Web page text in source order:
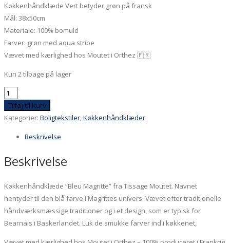
Køkkenhåndklæde Vert betyder grøn på fransk
Mål: 38x50cm
Materiale: 100% bomuld
Farver: grøn med aqua stribe
Vævet med kærlighed hos Moutet i Orthez 🇫🇷
Kun 2 tilbage på lager
Køkkenhåndklæde
Vert
Tilføj til kurv
Kategorier: Boligtekstiler Køkkenhåndklæder
Beskrivelse
Beskrivelse
Køkkenhåndklæde “Bleu Magritte” fra Tissage Moutet. Navnet
hentyder til den blå farve i Magrittes univers. Vævet efter traditionelle
håndværksmæssige traditioner og i et design, som er typisk for
Bearnais i Baskerlandet. Luk de smukke farver ind i køkkenet,